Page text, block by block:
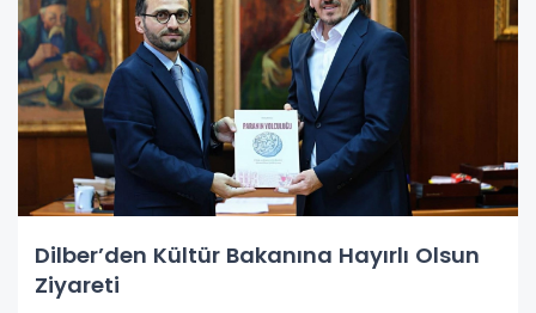
Dilber’den Kültür Bakanına Hayırlı Olsun
Ziyareti